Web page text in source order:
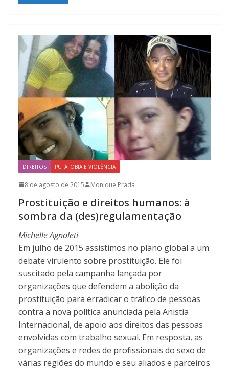
DIREITOS PUTAFOBIA E VIOLÊNCIA
8 de agosto de 2015 Monique Prada
Prostituição e direitos humanos: à
sombra da (des)regulamentação
Michelle Agnoleti
Em julho de 2015 assistimos no plano global a um
debate virulento sobre prostituição. Ele foi
suscitado pela campanha lançada por
organizações que defendem a abolição da
prostituição para erradicar o tráfico de pessoas
contra a nova política anunciada pela Anistia
Internacional, de apoio aos direitos das pessoas
envolvidas com trabalho sexual. Em resposta, as
organizações e redes de profissionais do sexo de
várias regiões do mundo e seu aliados e parceiros